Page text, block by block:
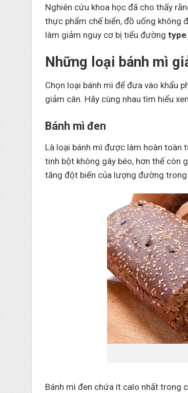
Nghiên cứu khoa học đã cho thấy
thực phẩm chế biến, đồ uống không
làm giảm nguy cơ bị tiểu đường type
Những loại bánh mì
Chọn loại bánh mì để đưa vào khẩu
giảm cân. Hãy cùng nhau tìm hiểu
Bánh mì đen
Là loại bánh mì được làm hoàn toàn
tinh bột không gây béo, hơn thế còn
tăng đột biến của lượng đường trong
Bánh mì đen chứa ít calo nhất trong